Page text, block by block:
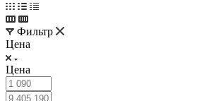
Фильтр
Цена
Цена